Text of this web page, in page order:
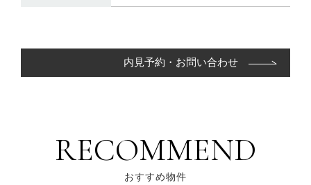
内見予約・お問い合わせ
RECOMMEND
おすすめ物件